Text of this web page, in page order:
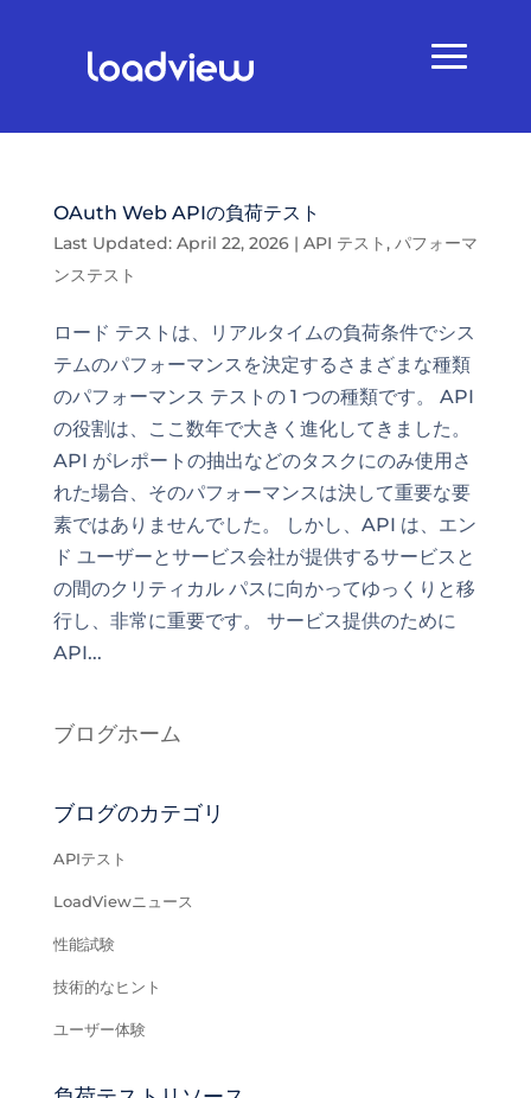
OAuth Web APIの負荷テスト
Last Updated: April 22, 2026| API テスト, パフォーマ
ンステスト
ロード テストは、リアルタイムの負荷条件でシス
テムのパフォーマンスを決定するさまざまな種類
のパフォーマンス テストの 1 つの種類です。 API
の役割は、ここ数年で大きく進化してきました。
API がレポートの抽出などのタスクにのみ使用さ
れた場合、そのパフォーマンスは決して重要な要
素ではありませんでした。 しかし、API は、エン
ド ユーザーとサービス会社が提供するサービスと
の間のクリティカル パスに向かってゆっくりと移
行し、非常に重要です。 サービス提供のために
API...
ブログホーム
ブログのカテゴリ
APIテスト
LoadViewニュース
性能試験
技術的なヒント
ユーザー体験